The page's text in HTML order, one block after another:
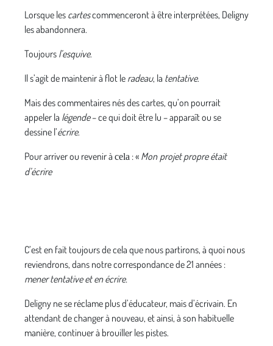
Lorsque les cartescommenceront à être interprétées, Deligny
les abandonnera.
Toujours l’esquive.
Il s’agit de maintenir à flot le radeau, la tentative.
Mais des commentaires nés des cartes, qu’on pourrait
appeler la légende– ce qui doit être lu – apparaît ou se
dessine l’écrire.
Pour arriver ou revenir à cela : « Mon projet propre était
d’écrire
C’est en fait toujours de cela que nous partirons, à quoi nous
reviendrons, dans notre correspondance de 21 années :
mener tentative et en écrire.
Deligny ne se réclame plus d’éducateur, mais d’écrivain. En
attendant de changer à nouveau, et ainsi, à son habituelle
manière, continuer à brouiller les pistes.